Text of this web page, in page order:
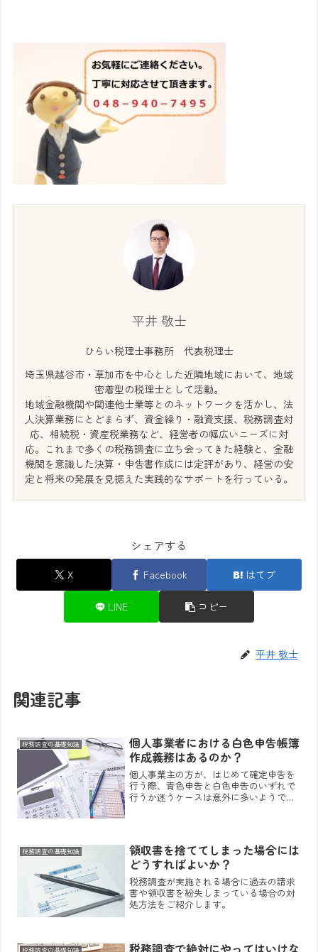
平井 敬士
ひらい税理士事務所 代表税理士
埼玉県越谷市・草加市を中心とした近隣地域において、地域
密着型の税理士として活動。
地域金融機関や関連他士業等とのネットワークを活かし、法
人決算業務にとどまらず、資金繰り・融資支援、税務調査対
応、相続税・資産税業務など、経営者の幅広いニーズに対
応。これまで多くの税務調査に立ち会ってきた経験と、金融
機関を意識した決算・申告書作成には定評があり、経営の安
定と将来の発展を見据えた実践的なサポートを行っている。
シェアする
X Facebook はてブ
LINE コピー
平井 敬士
関連記事
税務調査の基礎知識
個人事業者における白色申告帳簿
作成義務はあるのか？
個人事業主の方が、はじめて確定申告を
行う際、青色申告と白色申告のいずれで
行うか迷うケースは意外に多いようで
ん決まって帳簿作成をしなく...
税務調査の基礎知識
領収書を捨ててしまった場合には
どうすればよいか？
税務調査が実施される場合に過去の請求
書や領収書を紛失しまっている場合の対
処方法をご紹介します。
税務調査で絶対にやってはいけな